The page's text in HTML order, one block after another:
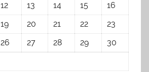
12 13 14 15
16
19 20 21 22
23
26 27 28 29
30